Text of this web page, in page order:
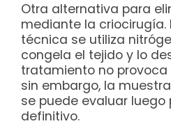
Otra alternativa para
mediante la criocirugía.
técnica se utiliza
congela el tejido y lo
tratamiento no provoca
sin embargo, la
se puede evaluar
definitivo.